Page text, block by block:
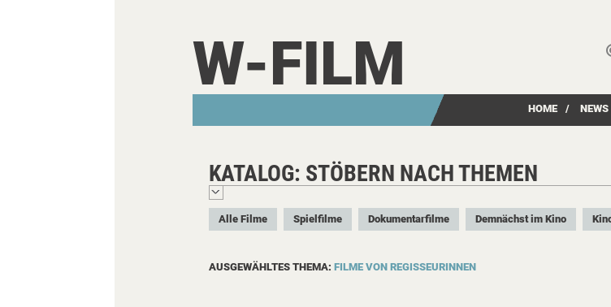
W-FILM
HOME / NEWS
KATALOG: STÖBERN NACH THEMEN
Alle Filme Spielfilme Dokumentarfilme Demnächst im Kino
AUSGEWÄHLTES THEMA: FILME VON REGISSEURINNEN